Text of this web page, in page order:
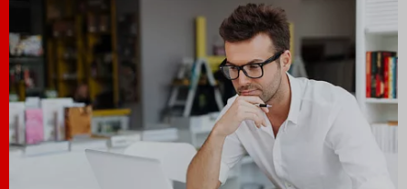
Поставка программного обеспечения и оборудования